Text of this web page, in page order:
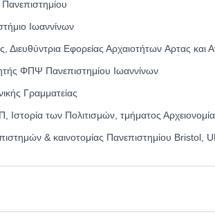
Ιωαννίνων
Διευθύντρια Εφορείας Αρχαιοτήτων Αρτας
ΦΠΨ Πανεπιστημίου Ιωαννίνων
Γραμματείας
Ιστορία των Πολιτισμών, τμήματος
& καινοτομίας Πανεπιστημίου Bristol,